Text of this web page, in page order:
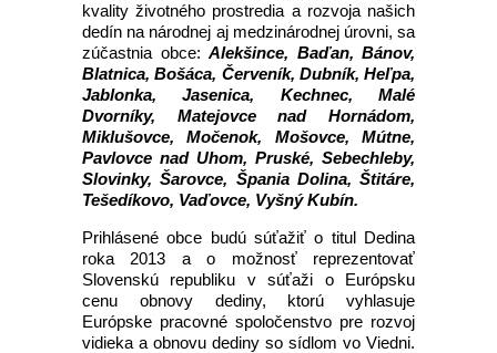
kvality životného prostredia a rozvoja našich
dedín na národnej aj medzinárodnej úrovni, sa
zúčastnia obce: Alekšince, Baďan, Bánov,
Blatnica, Bošáca, Červeník, Dubník, Heľpa,
Jablonka, Jasenica, Kechnec, Malé
Dvorníky, Matejovce nad Hornádom,
Miklušovce, Močenok, Mošovce, Mútne,
Pavlovce nad Uhom, Pruské, Sebechleby,
Slovinky, Šarovce, Špania Dolina, Štitáre,
Tešedíkovo, Vaďovce, Vyšný Kubín.
Prihlásené obce budú súťažiť o titul Dedina
roka 2013 a o možnosť reprezentovať
Slovenskú republiku v súťaži o Európsku
cenu obnovy dediny, ktorú vyhlasuje
Európske pracovné spoločenstvo pre rozvoj
vidieka a obnovu dediny so sídlom vo Viedni.